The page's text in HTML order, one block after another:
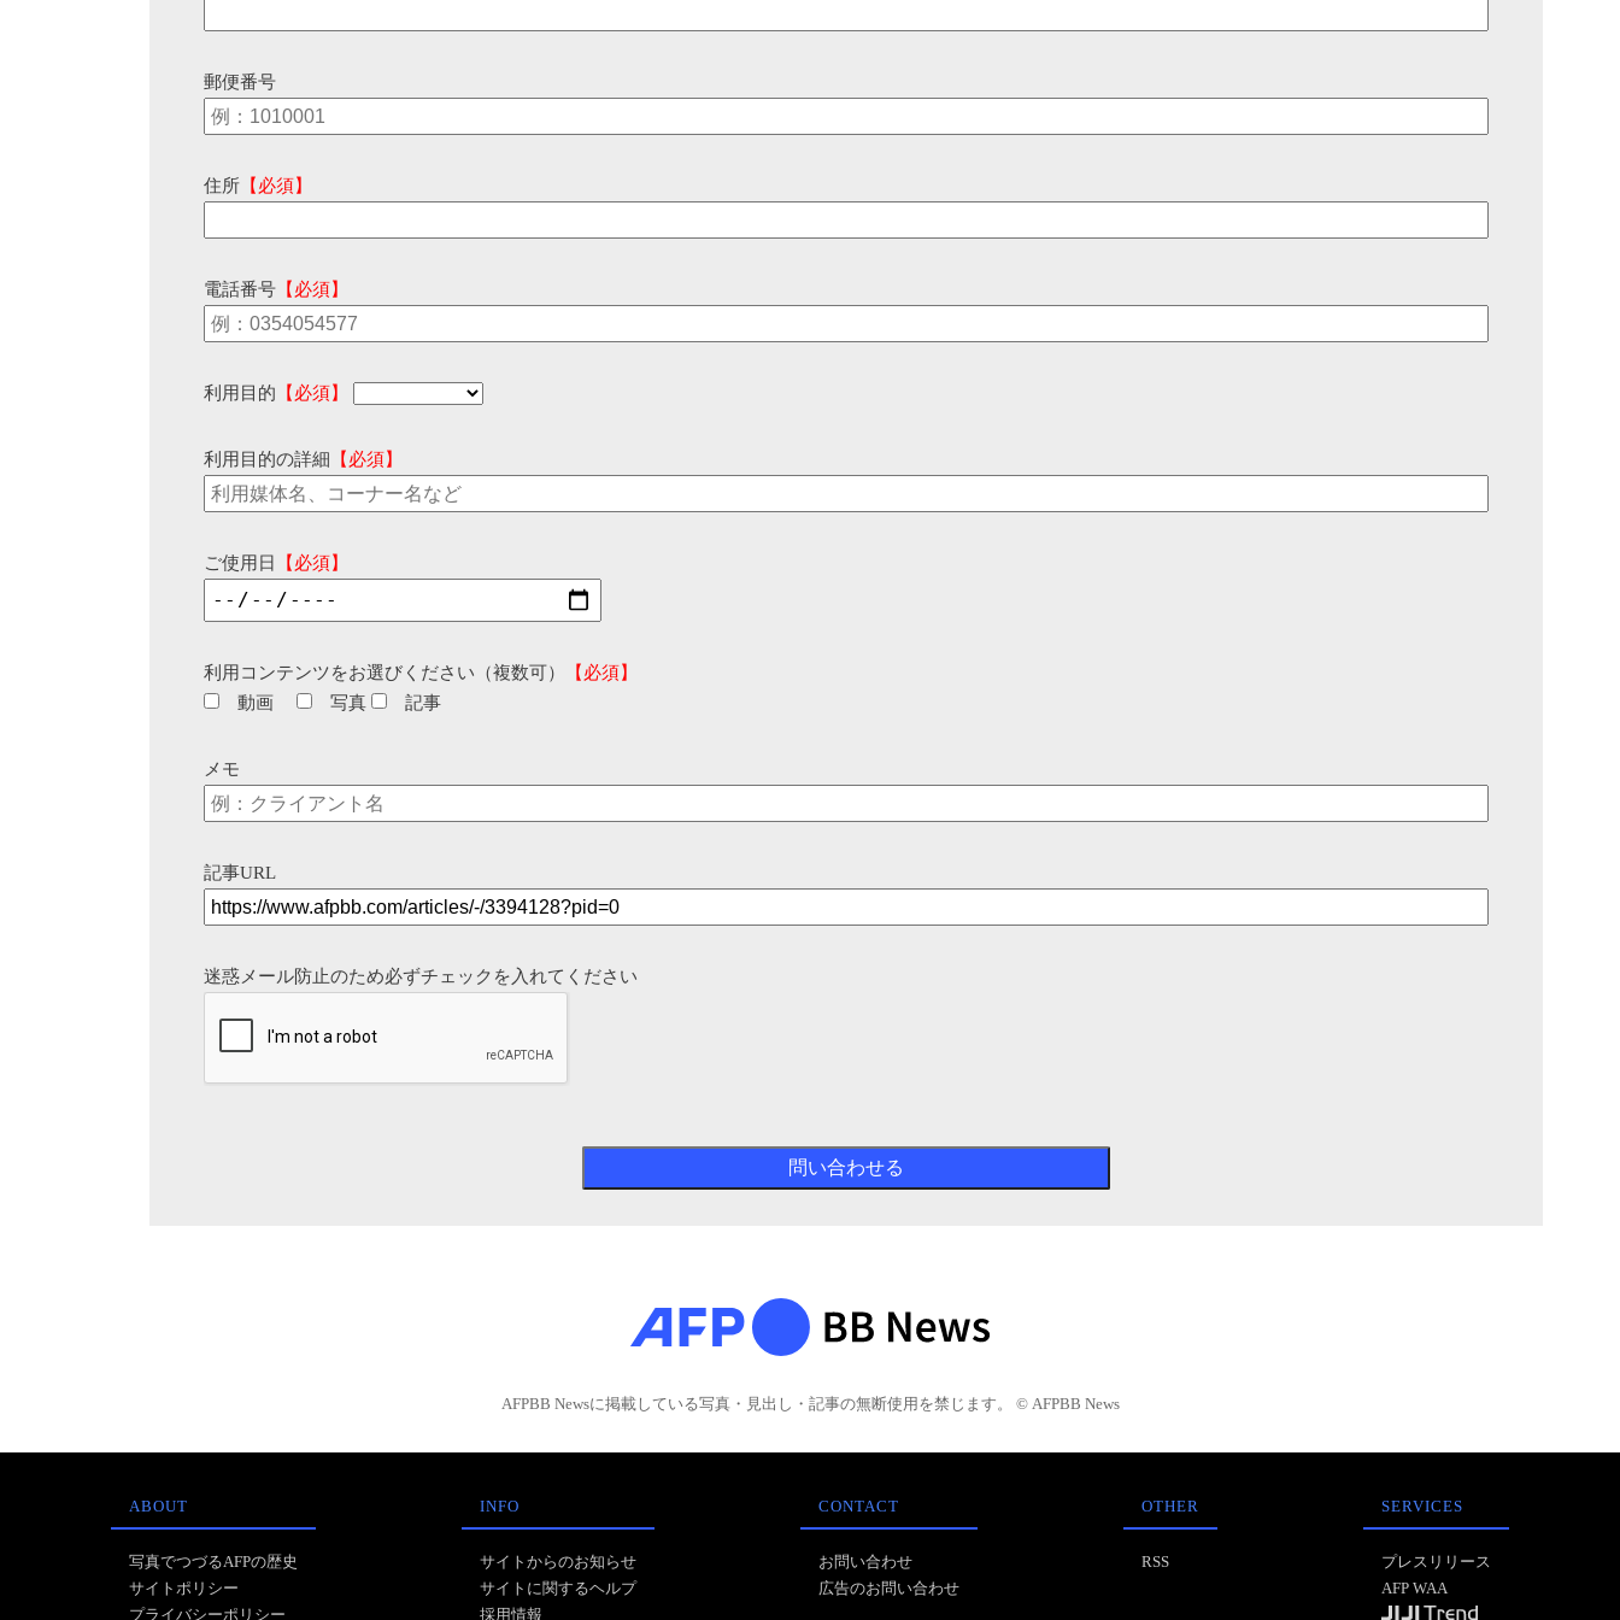
郵便番号
住所 【必須】
電話番号 【必須】
利用目的 【必須】
利用目的の詳細 【必須】
ご使用日 【必須】
利用コンテンツをお選びください（複数可）
【必須】
動画
写真 記事
メモ
記事URL
迷惑メール防止のため必ずチェックを入れてください
AFPBB Newsに掲載している写真・見出し・記事の無断使用を禁じます。 © AFPBB News
ABOUT
写真でつづるAFPの歴史
サイトポリシー
プライバシーポリシー
INFO
サイトからのお知らせ
サイトに関するヘルプ
採用情報
CONTACT
お問い合わせ
広告のお問い合わせ
OTHER
RSS
SERVICES
プレスリリース
AFP WAA